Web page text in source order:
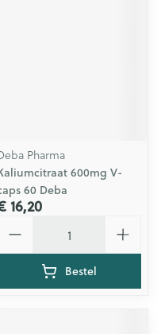
Pharma
600mg V-
60 Deba
16,20
Bestel